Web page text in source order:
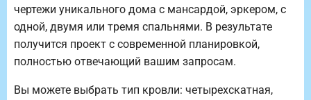
чертежи уникального дома с мансардой, эркером, с
одной, двумя или тремя спальнями. В результате
получится проект с современной планировкой,
полностью отвечающий вашим запросам.
Вы можете выбрать тип кровли: четырехскатная,